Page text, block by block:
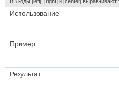
BB коды [left], [right] и [center] выравнивают
Использование
Пример
Результат